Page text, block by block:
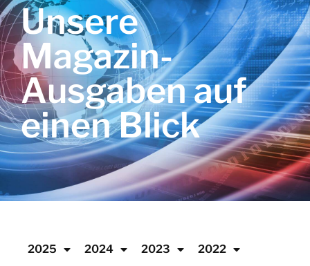
Unsere
Magazin-
Ausgaben auf
einen Blick
2025 2024 2023 2022